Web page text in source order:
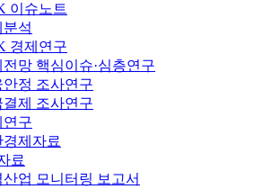
이슈노트
분석
경제연구
전망 핵심이슈·심층연구
안정 조사연구
결제 조사연구
연구
경제자료
료
산업 모니터링 보고서